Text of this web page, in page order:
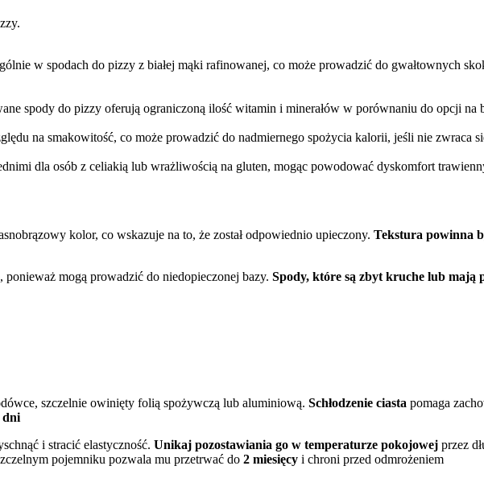
w spodach do pizzy z białej mąki rafinowanej, co może prowadzić do gwałtownych
spody do pizzy oferują ograniczoną ilość witamin i minerałów w porównaniu do opcji na
na smakowitość, co może prowadzić do nadmiernego spożycia kalorii, jeśli nie zwraca
dla osób z celiakią lub wrażliwością na gluten, mogąc powodować dyskomfort
kolor, co wskazuje na to, że został odpowiednio upieczony. Tekstura powinna
mogą prowadzić do niedopieczonej bazy. Spody, które są zbyt kruche lub mają
szczelnie owinięty folią spożywczą lub aluminiową. Schłodzenie ciasta pomaga
dni
i stracić elastyczność. Unikaj pozostawiania go w temperaturze pokojowej przez
pojemniku pozwala mu przetrwać do 2 miesięcy i chroni przed odmrożeniem